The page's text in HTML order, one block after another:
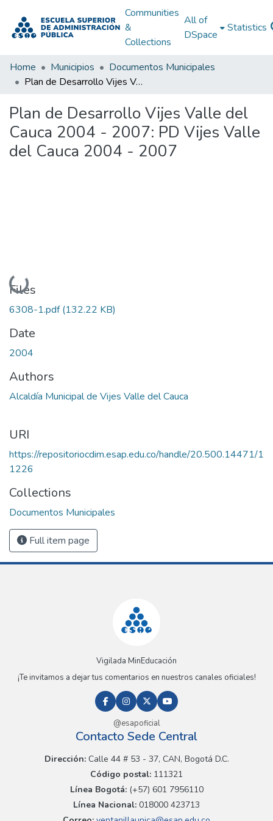
Communities
&
Collections
All of
DSpace
Statistics
Home Municipios
Documentos Municipales
Plan de Desarrollo Vijes Valle del Cauca 2004 - 2007: PD Vijes Valle del Cauca 2004 - 2007
Plan de Desarrollo Vijes Valle del
Cauca 2004 - 2007: PD Vijes Valle
del Cauca 2004 - 2007
Loading...
Files
6308-1.pdf(132.22 KB)
Date
2004
Authors
Alcaldía Municipal de Vijes Valle del Cauca
URI
https://repositoriocdim.esap.edu.co/handle/20.500.14471/1
1226
Collections
Documentos Municipales
Full item page
Vigilada MinEducación
¡Te invitamos a dejar tus comentarios en nuestros canales oficiales!
@esapoficial
Contacto Sede Central
Dirección:Calle 44 # 53 - 37, CAN, Bogotá D.C.
Código postal: 111321
Línea Bogotá:(+57) 601 7956110
Línea Nacional: 018000 423713